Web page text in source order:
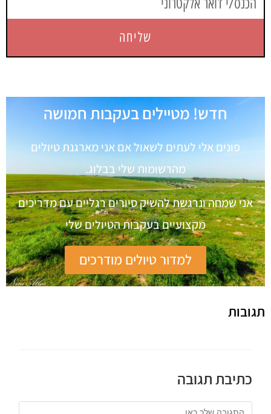
שליחה
חדש! מטיילים בעקבות חמושה
פונים אלי לעתים לשאול אם אני מארגנת טיולים
מהרשומות שלי בבלוג.
אני שמחה ונרגשת להשיק סיורים רגליים עם מדריכים
מקצועיים בעקבות הטיולים שלי
למדור טיולים מודרכים
תגובות
כתיבת תגובה